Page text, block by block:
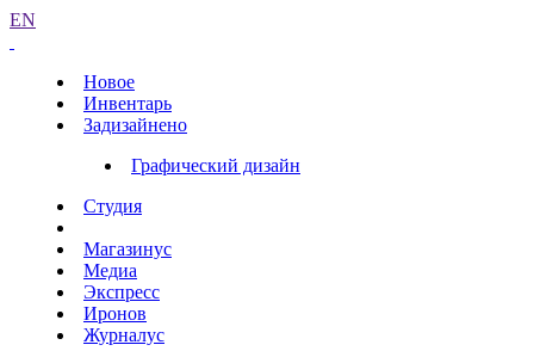
EN
Новое
Инвентарь
Задизайнено
Графический дизайн
Студия
Магазинус
Медиа
Экспресс
Иронов
Журналус